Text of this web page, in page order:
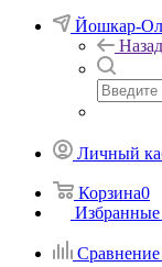
Йошкар-
Назад
Личный
Корзина0
Сравнение